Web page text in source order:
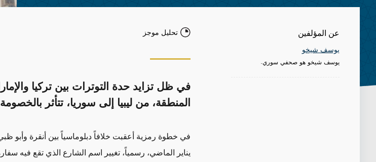
عن المؤلفين
يوسف شيخو
يوسف شيخو هو صحفي سوري.
تحليل موجز
في ظل تزايد حدة التوترات بين تركيا
المنطقة، من ليبيا إلى سوريا، تتأثر
في خطوة رمزية أعقبت خلافاً دبلوماسياً بين أنقرة وأبو
يناير الماضي، رسمياً، تغيير اسم الشارع الذي تقع فيه